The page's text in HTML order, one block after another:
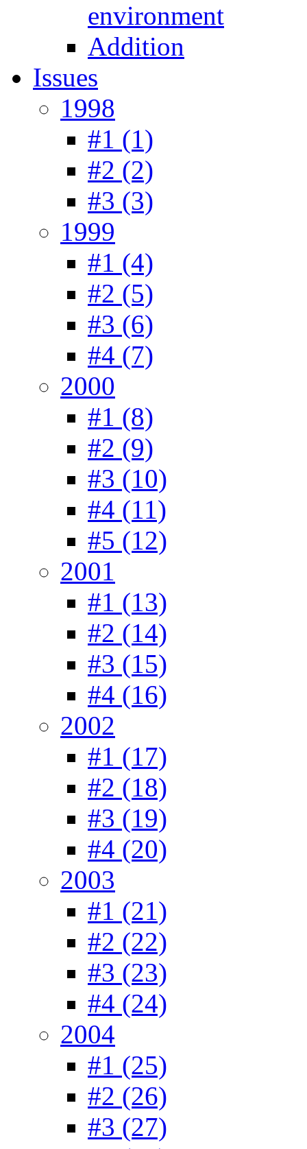
environment
Addition
Issues
1998
#1 (1)
#2 (2)
#3 (3)
1999
#1 (4)
#2 (5)
#3 (6)
#4 (7)
2000
#1 (8)
#2 (9)
#3 (10)
#4 (11)
#5 (12)
2001
#1 (13)
#2 (14)
#3 (15)
#4 (16)
2002
#1 (17)
#2 (18)
#3 (19)
#4 (20)
2003
#1 (21)
#2 (22)
#3 (23)
#4 (24)
2004
#1 (25)
#2 (26)
#3 (27)